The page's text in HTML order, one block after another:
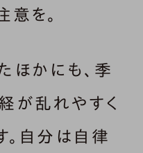
意を。
ほかにも、季
が乱れやすく
。自分は自律